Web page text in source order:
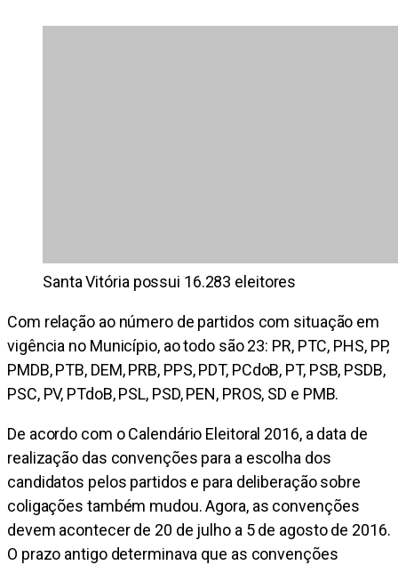
Santa Vitória possui 16.283 eleitores
Com relação ao número de partidos com situação em
vigência no Município, ao todo são 23: PR, PTC, PHS, PP,
PMDB, PTB, DEM, PRB, PPS, PDT, PCdoB, PT, PSB, PSDB,
PSC, PV, PTdoB, PSL, PSD, PEN, PROS, SD e PMB.
De acordo com o Calendário Eleitoral 2016, a data de
realização das convenções para a escolha dos
candidatos pelos partidos e para deliberação sobre
coligações também mudou. Agora, as convenções
devem acontecer de 20 de julho a 5 de agosto de 2016.
O prazo antigo determinava que as convenções